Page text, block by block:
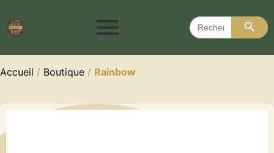
Search
for:
Search
Accueil / Boutique / Rainbow